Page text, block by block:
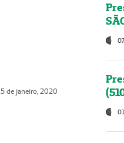
de janeiro, 2020